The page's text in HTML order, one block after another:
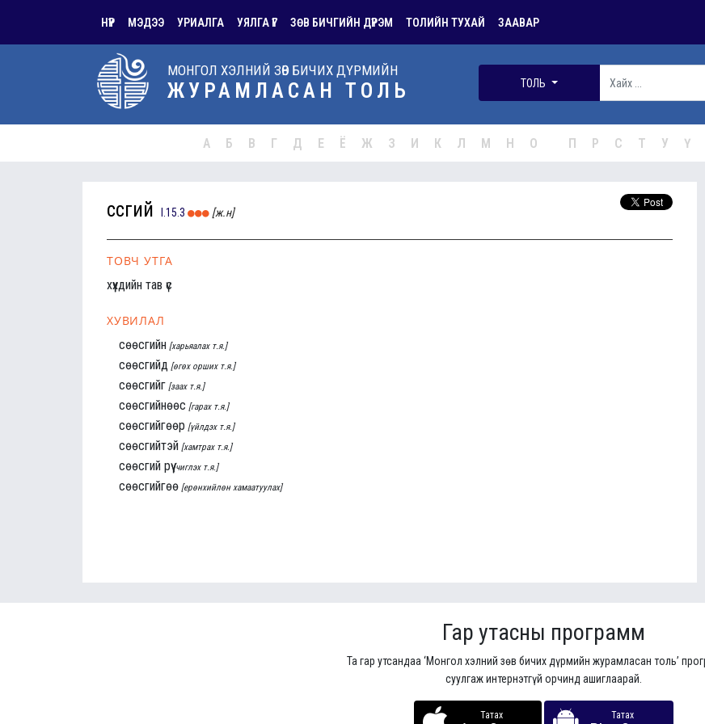
НҮҮР МЭДЭЭ УРИАЛГА УЯЛГА ҮГ ЗӨВ БИЧГИЙН ДҮРЭМ ТОЛИЙН ТУХАЙ ЗААВАР
МОНГОЛ ХЭЛНИЙ ЗӨВ БИЧИХ ДҮРМИЙН
ЖУРАМЛАСАН ТОЛЬ ТОЛЬ
А Б В Г Д Е Ё Ж З И К Л М Н О П Р С Т У Ү
сөөсгий I.15.3 [ж.н]
ТОВЧ УТГА
хүүхдийн тав үс
ХУВИЛАЛ
сөөсгийн [харьяалах т.я.]
сөөсгийд [өгөх орших т.я.]
сөөсгийг [заах т.я.]
сөөсгийнөөс [гарах т.я.]
сөөсгийгөөр [үйлдэх т.я.]
сөөсгийтэй [хамтрах т.я.]
сөөсгий рүү [чиглэх т.я.]
сөөсгийгөө [ерөнхийлөн хамаатуулах]
Гар утасны программ
Та гар утсандаа ‘Монгол хэлний зөв бичих дүрмийн журамласан толь’
суулгаж интернэтгүй орчинд ашиглаарай.
Татах Татах